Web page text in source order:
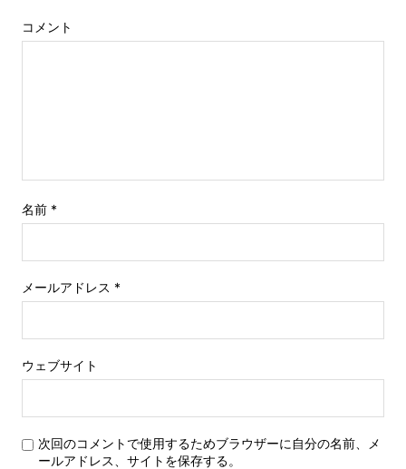
コメント
名前 *
メールアドレス *
ウェブサイト
次回のコメントで使用するためブラウザーに自分の名前、メ
ールアドレス、サイトを保存する。